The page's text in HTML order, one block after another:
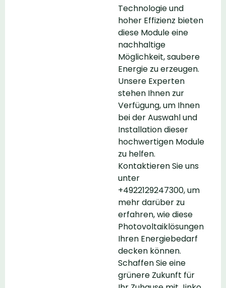
Technologie und
hoher Effizienz bieten
diese Module eine
nachhaltige
Möglichkeit, saubere
Energie zu erzeugen.
Unsere Experten
stehen Ihnen zur
Verfügung, um Ihnen
bei der Auswahl und
Installation dieser
hochwertigen Module
zu helfen.
Kontaktieren Sie uns
unter
+4922129247300, um
mehr darüber zu
erfahren, wie diese
Photovoltaiklösungen
Ihren Energiebedarf
decken können.
Schaffen Sie eine
grünere Zukunft für